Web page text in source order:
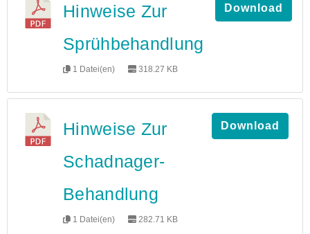
Hinweise Zur
Sprühbehandlung
1 Datei(en) 318.27 KB
Download
Hinweise Zur
Schadnager-
Behandlung
1 Datei(en) 282.71 KB
Download